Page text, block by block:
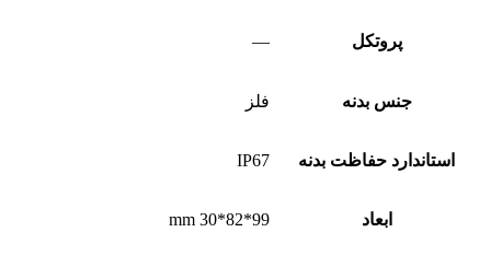
پروتکل —
جنس بدنه فلز
استاندارد حفاظت بدنه IP67
ابعاد 99*82*30 mm